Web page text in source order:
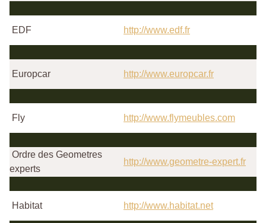
EDF http://www.edf.fr
Europcar http://www.europcar.fr
Fly http://www.flymeubles.com
Ordre des Geometres
experts
http://www.geometre-expert.fr
Habitat http://www.habitat.net